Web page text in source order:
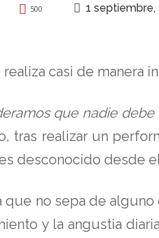
500 1 septiembre,
casi de manera
que nadie
tras realizar un
desconocido desde
no sepa de
y la angustia